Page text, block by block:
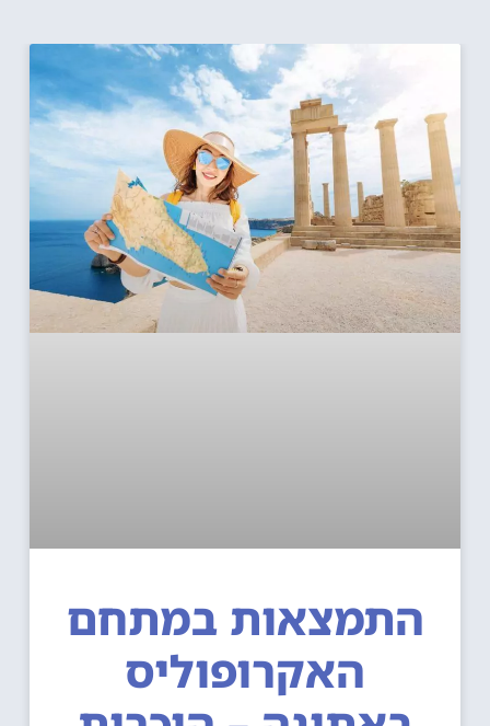
במתחם
האקרופוליס